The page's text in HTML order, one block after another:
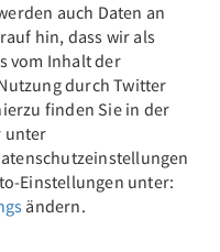
auch Daten an
hin, dass wir als
vom Inhalt der
durch Twitter
finden Sie in der
unter
Einstellungen unter:
ändern.